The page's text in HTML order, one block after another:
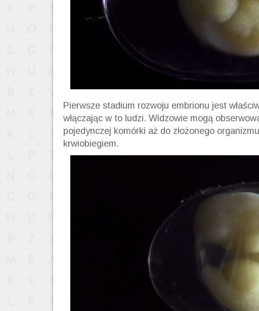
Pierwsze stadium rozwoju embrionu jest
włączając w to ludzi. Widzowie mogą
pojedynczej komórki aż do złożonego
krwiobiegiem.